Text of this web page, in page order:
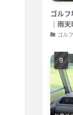
ゴル
｜雨
ゴル